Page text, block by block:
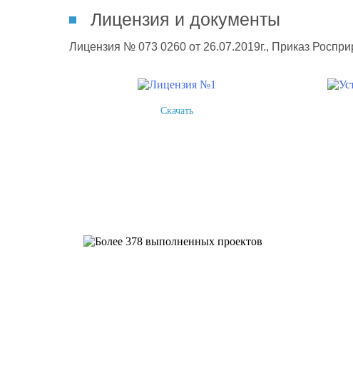
Лицензия и документы
Лицензия № 073 0260 от 26.07.2019г., Приказ
Скачать